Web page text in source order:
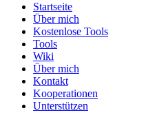
Startseite
Über mich
Kostenlose Tools
Tools
Wiki
Über mich
Kontakt
Kooperationen
Unterstützen